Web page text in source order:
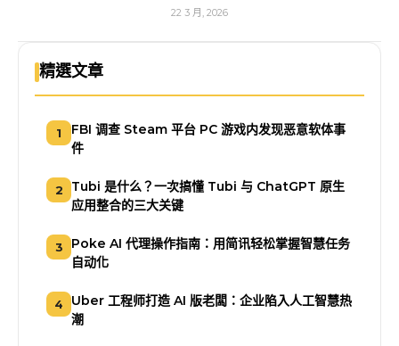
22 3 月, 2026
精選文章
1
FBI 调查 Steam 平台 PC 游戏内发现恶意软体事
件
2
Tubi 是什么？一次搞懂 Tubi 与 ChatGPT 原生
应用整合的三大关键
3
Poke AI 代理操作指南：用简讯轻松掌握智慧任务
自动化
4
Uber 工程师打造 AI 版老闆：企业陷入人工智慧热
潮